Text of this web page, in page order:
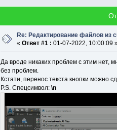
Re: Редактирование файлов из
«Ответ #1 : 01-07-2022, 10:00:09
Да вроде никаких проблем с этим нет,
без проблем.
Кстати, перенос текста кнопки можно
P.S. Спецсимвол:\n